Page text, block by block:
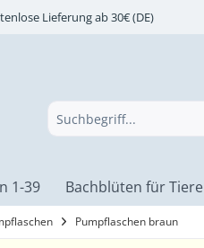
Lieferung ab 30€ (DE)
1-39 Bachblüten für Tiere
Pumpflaschen braun